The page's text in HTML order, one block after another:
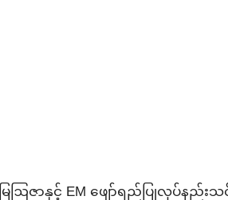
ဩဇာနှင့် EM ဖျော်ရည်ပြုလုပ်နည်းသ